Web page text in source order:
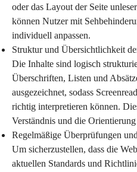
oder das Layout der Seite
können Nutzer mit
individuell anpassen.
Struktur und Übersichtlichkeit
Die Inhalte sind logisch
Überschriften, Listen und
ausgezeichnet, sodass
richtig interpretieren können.
Verständnis und die
Regelmäßige Überprüfungen
Um sicherzustellen, dass die
aktuellen Standards und